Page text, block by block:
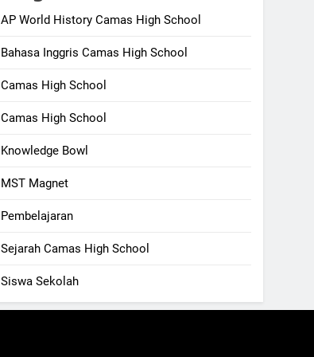
AP World History Camas High School
Bahasa Inggris Camas High School
Camas High School
Camas High School
Knowledge Bowl
MST Magnet
Pembelajaran
Sejarah Camas High School
Siswa Sekolah